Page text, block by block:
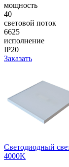
мощность
40
световой поток
6625
исполнение
IP20
Заказать
Светодиодный
4000K